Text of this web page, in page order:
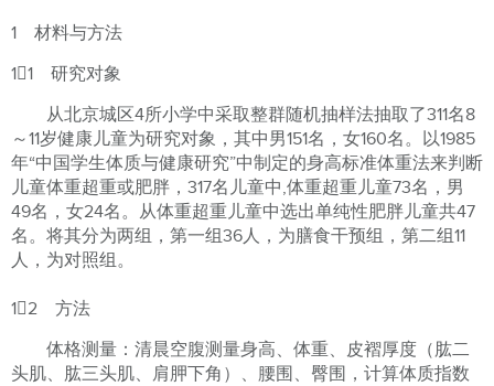
1 材料与方法
11 研究对象
从北京城区4所小学中采取整群随机抽样法抽取了311名8
～11岁健康儿童为研究对象，其中男151名，女160名。以1985
年“中国学生体质与健康研究”中制定的身高标准体重法来判断
儿童体重超重或肥胖，317名儿童中,体重超重儿童73名，男
49名，女24名。从体重超重儿童中选出单纯性肥胖儿童共47
名。将其分为两组，第一组36人，为膳食干预组，第二组11
人，为对照组。
12 方法
体格测量：清晨空腹测量身高、体重、皮褶厚度（肱二
头肌、肱三头肌、肩胛下角）、腰围、臀围，计算体质指数